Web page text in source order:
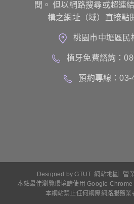
閱。 但以網路搜尋或超連
構之網址（域）直接點
桃園市中壢區民
植牙免費諮詢：
預約專線：03-
Designed byGTUT 網站地圖
營
本站最佳瀏覽環境請使用 Google
本網站禁止任何網際網路服務業